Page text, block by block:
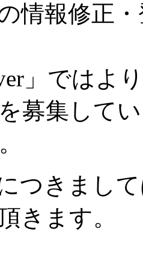
情報修正
」ではよ
募集して
つきまし
きます。